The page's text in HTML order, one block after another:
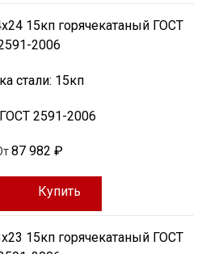
15кп горячекатаный ГОСТ
2006
стали: 15кп
ГОСТ 2591-2006
87 982 ₽
Купить
15кп горячекатаный ГОСТ